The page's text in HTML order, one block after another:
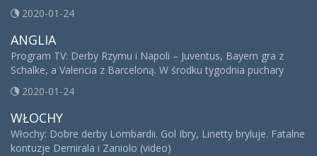
2020-01-24
ANGLIA
Program TV: Derby Rzymu i Napoli – Juventus, Bayern gra z
Schalke, a Valencia z Barceloną. W środku tygodnia puchary
2020-01-24
WŁOCHY
Włochy: Dobre derby Lombardii. Gol Ibry, Linetty bryluje. Fatalne
kontuzje Demirala i Zaniolo (video)